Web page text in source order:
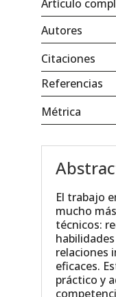
Artículo
Autores
Citaciones
Referencias
Métrica
El trabajo
mucho
técnicos:
relaciones
eficaces.
práctico y